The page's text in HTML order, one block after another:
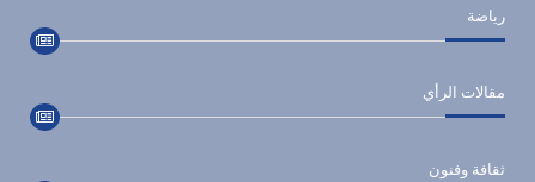
رياضة
مقالات الرأي
ثقافة وفنون